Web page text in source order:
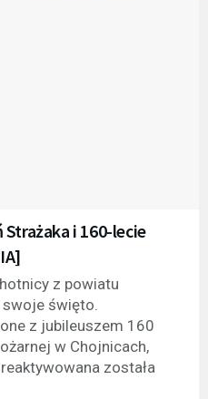
i 160-lecie
z powiatu
święto.
z jubileuszem 160
w Chojnicach,
została